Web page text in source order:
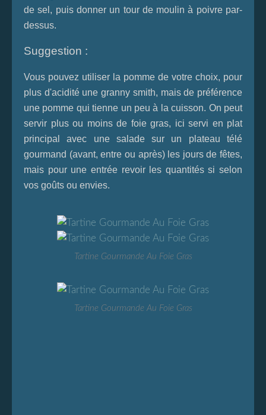
de sel, puis donner un tour de moulin à poivre par-
dessus.
Suggestion :
Vous pouvez utiliser la pomme de votre choix, pour
plus d'acidité une granny smith, mais de préférence
une pomme qui tienne un peu à la cuisson. On peut
servir plus ou moins de foie gras, ici servi en plat
principal avec une salade sur un plateau télé
gourmand (avant, entre ou après) les jours de fêtes,
mais pour une entrée revoir les quantités si selon
vos goûts ou envies.
Tartine Gourmande Au Foie Gras
Tartine Gourmande Au Foie Gras